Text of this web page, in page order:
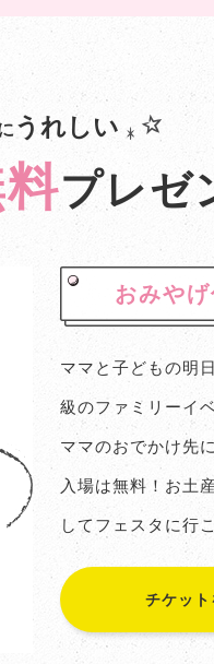
うれしい
プレゼ
おみや
ママと子どもの明
級のファミリーイ
ママのおでかけ先
入場は無料！お土
してフェスタに行
チケット